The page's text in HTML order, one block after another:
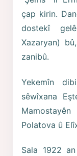
çap kirin.
dostekî
Xazaryan)
zanibû.
Yekemîn
sêwîxana
Polatova û
Sala 1922